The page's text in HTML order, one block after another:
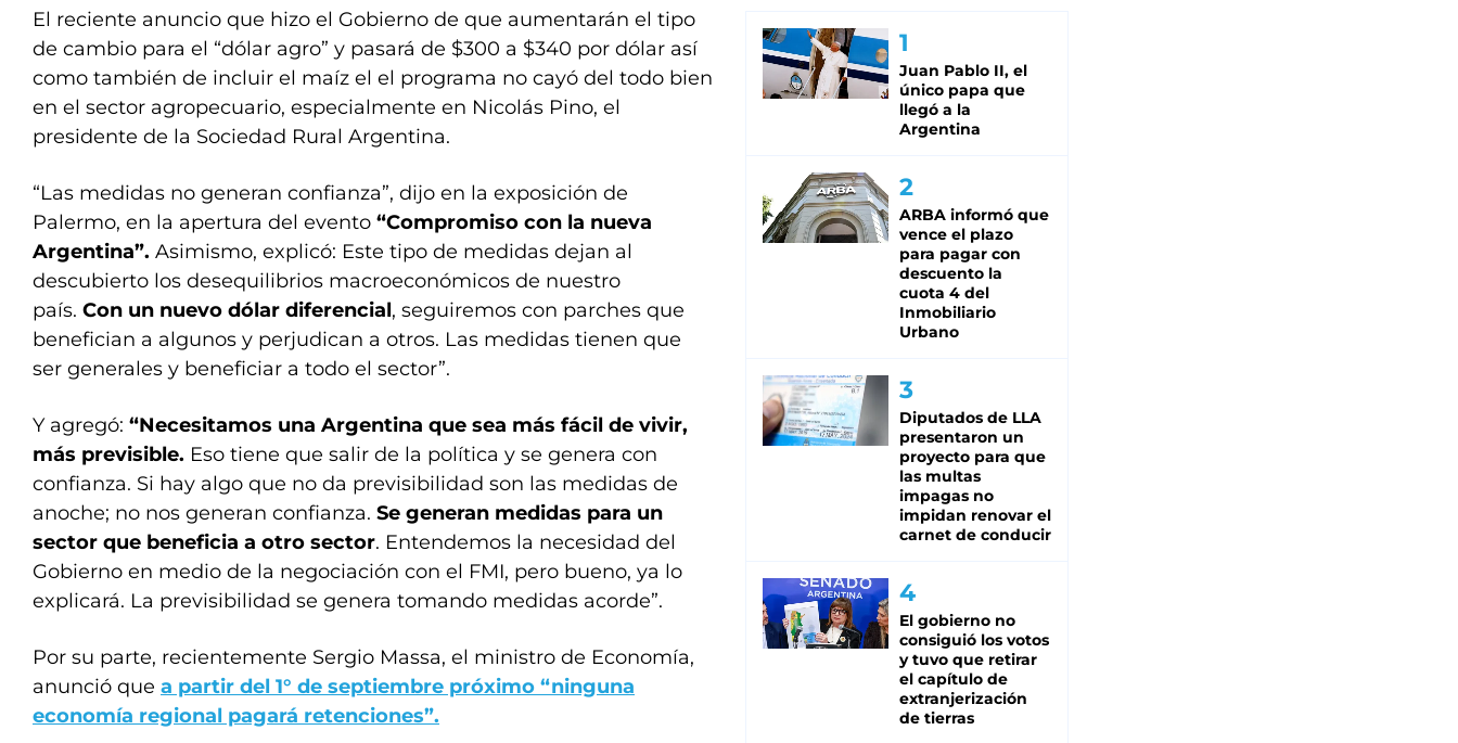
El reciente anuncio que hizo el Gobierno de que aumentarán el tipo
de cambio para el “dólar agro” y pasará de $300 a $340 por dólar así
como también de incluir el maíz el el programa no cayó del todo bien
en el sector agropecuario, especialmente en Nicolás Pino, el
presidente de la Sociedad Rural Argentina.
“Las medidas no generan confianza”, dijo en la exposición de
Palermo, en la apertura del evento “Compromiso con la nueva
Argentina”. Asimismo, explicó: Este tipo de medidas dejan al
descubierto los desequilibrios macroeconómicos de nuestro
país. Con un nuevo dólar diferencial, seguiremos con parches que
benefician a algunos y perjudican a otros. Las medidas tienen que
ser generales y beneficiar a todo el sector”.
Y agregó: “Necesitamos una Argentina que sea más fácil de vivir,
más previsible. Eso tiene que salir de la política y se genera con
confianza. Si hay algo que no da previsibilidad son las medidas de
anoche; no nos generan confianza. Se generan medidas para un
sector que beneficia a otro sector. Entendemos la necesidad del
Gobierno en medio de la negociación con el FMI, pero bueno, ya lo
explicará. La previsibilidad se genera tomando medidas acorde”.
Por su parte, recientemente Sergio Massa, el ministro de Economía,
anunció que a partir del 1° de septiembre próximo “ninguna
economía regional pagará retenciones”.
Juan Pablo II, el
único papa que
llegó a la
Argentina
ARBA informó que
vence el plazo
para pagar con
descuento la
cuota 4 del
Inmobiliario
Urbano
Diputados de LLA
presentaron un
proyecto para que
las multas
impagas no
impidan renovar el
carnet de conducir
El gobierno no
consiguió los votos
y tuvo que retirar
el capítulo de
extranjerización
de tierras